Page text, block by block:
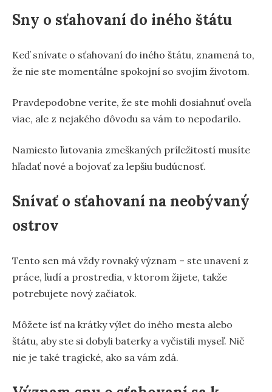
Sny o sťahovaní do iného štátu
Keď snívate o sťahovaní do iného štátu, znamená to,
že nie ste momentálne spokojní so svojím životom.
Pravdepodobne veríte, že ste mohli dosiahnuť oveľa
viac, ale z nejakého dôvodu sa vám to nepodarilo.
Namiesto ľutovania zmeškaných príležitostí musíte
hľadať nové a bojovať za lepšiu budúcnosť.
Snívať o sťahovaní na neobývaný
ostrov
Tento sen má vždy rovnaký význam – ste unavení z
práce, ľudí a prostredia, v ktorom žijete, takže
potrebujete nový začiatok.
Môžete ísť na krátky výlet do iného mesta alebo
štátu, aby ste si dobyli baterky a vyčistili myseľ. Nič
nie je také tragické, ako sa vám zdá.